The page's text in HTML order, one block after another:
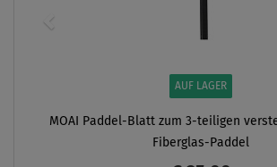
AUF LAGER
MOAI Paddel-Blatt zum 3-teiligen
Fiberglas-Paddel